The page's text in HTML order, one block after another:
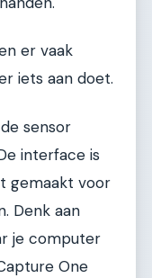
er vaak
iets aan doet.
sensor
interface is
gemaakt voor
Denk aan
je computer
One